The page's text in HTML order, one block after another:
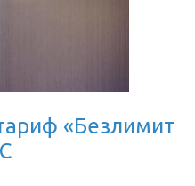
«Безлимит